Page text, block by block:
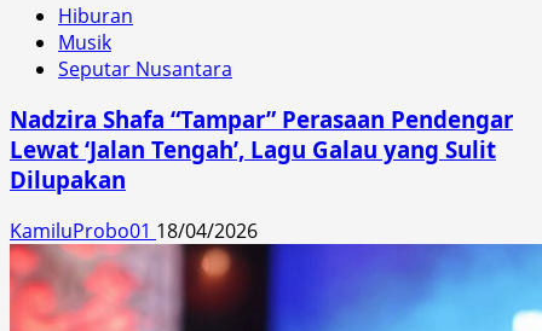
Hiburan
Musik
Seputar Nusantara
Nadzira Shafa “Tampar” Perasaan Pendengar
Lewat ‘Jalan Tengah’, Lagu Galau yang Sulit
Dilupakan
KamiluProbo01 18/04/2026